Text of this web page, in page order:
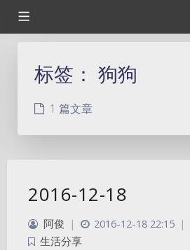
标签： 狗狗
1 篇文章
2016-12-18
阿俊 | 2016-12-18 22:15 |
生活分享